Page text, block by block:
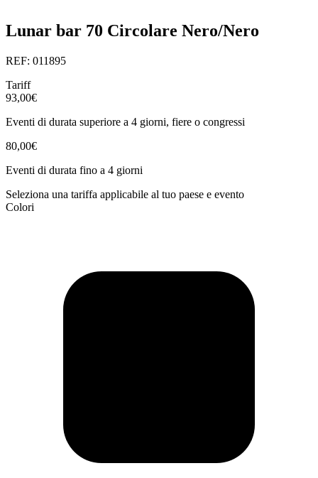
Lunar bar 70 Circolare Nero/Nero
REF: 011895
Tariff
93,00€
Eventi di durata superiore a 4 giorni, fiere o congressi
80,00€
Eventi di durata fino a 4 giorni
Seleziona una tariffa applicabile al tuo paese e evento
Colori